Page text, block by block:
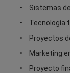
Sistemas
Tecnología
Proyectos
Marketing
Proyecto